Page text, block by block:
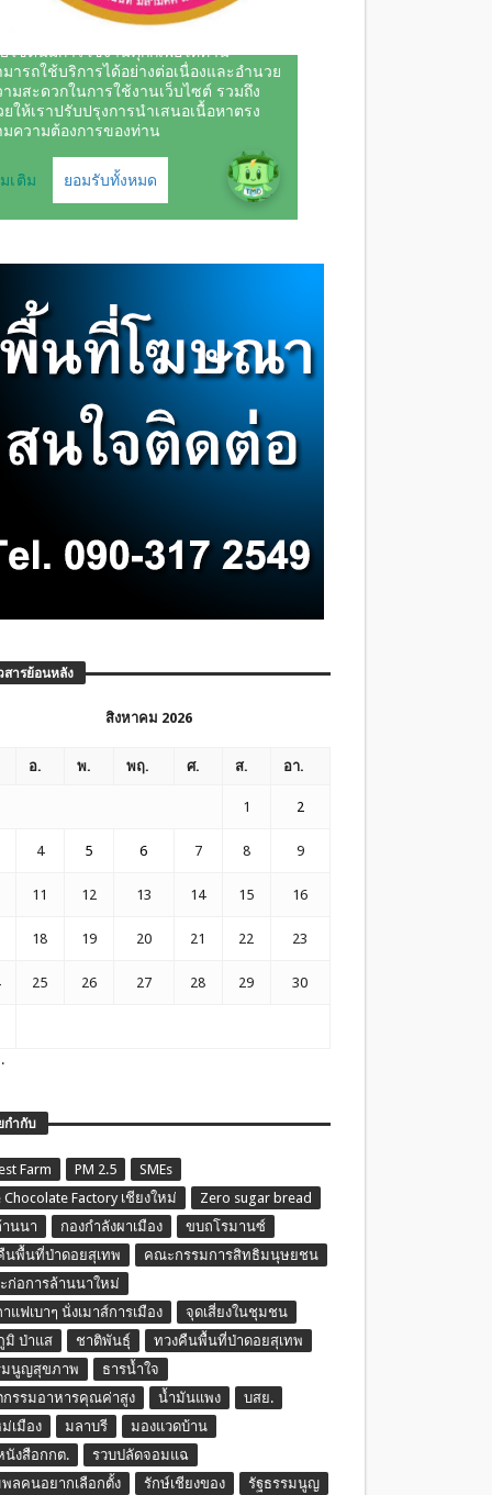
สารย้อนหลัง
สิงหาคม 2026
อ. พ. พฤ. ศ. ส. อา.
1 2
4 5 6 7 8 9
11 12 13 14 15 16
18 19 20 21 22 23
25 26 27 28 29 30
กำกับ
Farm PM 2.5
SMEs
Chocolate Factory เชียงใหม่
Zero sugar bread
นนา
กองกำลังผาเมือง
ขบถโรมานซ์
นพื้นที่ป่าดอยสุเทพ
คณะกรรมการสิทธิมนุษยชน
ก่อการล้านนาใหม่
แฟเบาๆ นั่งเมาส์การเมือง
จุดเสี่ยงในชุมชน
มิ ป่าแส
ชาติพันธุ์
ทวงคืนพื้นที่ป่าดอยสุเทพ
มนูญสุขภาพ
ธารน้ำใจ
กรรมอาหารคุณค่าสูง
น้ำมันแพง
บสย.
เมือง
มลาบรี
มองแวดบ้าน
นังสือกกต.
รวบปลัดจอมแฉ
ลคนอยากเลือกตั้ง
รักษ์เชียงของ รัฐธรรมนูญ